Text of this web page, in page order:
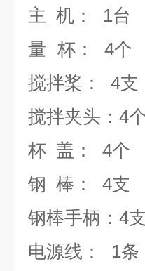
主 机：
1台
量 杯 ： 4个
搅拌桨 ： 4支
搅拌夹头 ： 4
杯 盖 ：
4个
钢 棒 ：
4
钢棒手柄 ： 4支
电源线：
1条